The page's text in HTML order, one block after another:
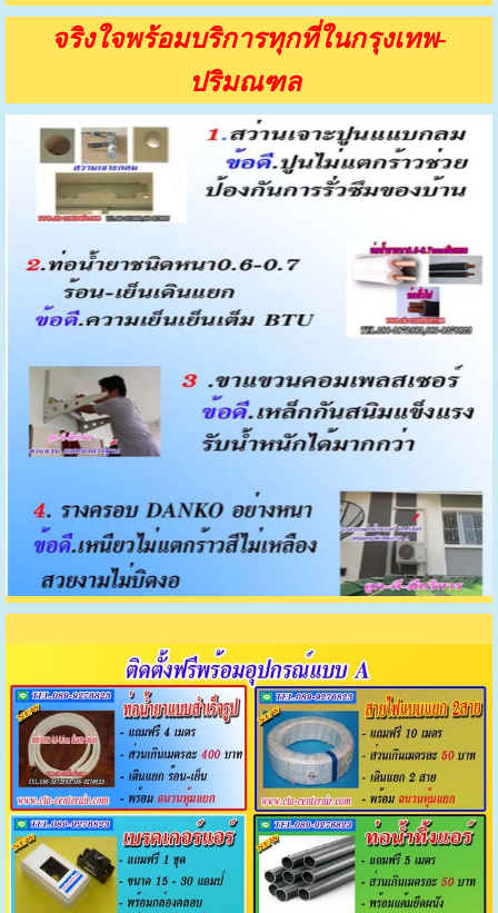
จริงใจพร้อมบริการทุกที่ในกรุงเทพ-
ปริมณฑล